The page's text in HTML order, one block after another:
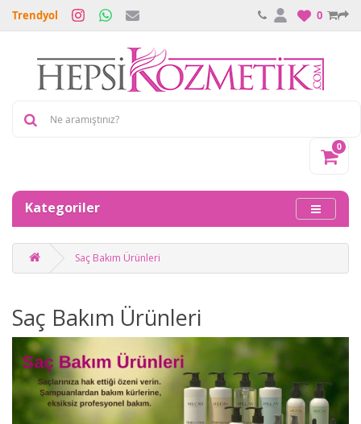
Trendyol 0
0
Kategoriler
Saç Bakım Ürünleri
Saç Bakım Ürünleri